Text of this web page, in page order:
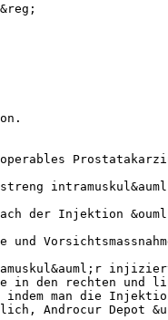
CYP3A4-Induktoren wie Rifampicin, Phenytoin und Produkte, die Johanniskraut enthalten, den Cyproteronacetat-Spiegel senken. In vitro Inhibitionsuntersuchungen belegen eine potenzielle Hemmung der Zytochrom-P450-Enzyme CYP2C8, 2C9, 2C19, 3A4 und 2D6 bei hohen therapeutischen Dosen von 100 mg Cyproteronacetat dreimal pro Tag. Der Bedarf an oralen Antidiabetika oder Insulin kann sich durch Verschlechterung der Glukosetoleranz &auml;ndern. Bei gleichzeitiger Verabreichung von hochdosiertem Cyproteronacetat mit HMG-CoA-Reduktasehemmern (Statinen), welche haupts&auml;chlich durch CYP3A4 metabolisiert werden (wie z.B. Atorvastatin, Simvastatin), kann das Risiko einer Myopathie oder Rhabdomyolyse erh&ouml;ht sei